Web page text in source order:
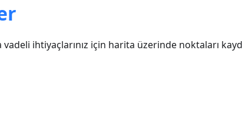
vadeli ihtiyaçlarınız için harita üzerinde noktaları